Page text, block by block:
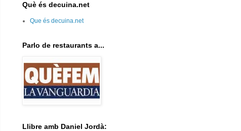
Què és decuina.net
Que és decuina.net
Parlo de restaurants a...
Llibre amb Daniel Jordà: